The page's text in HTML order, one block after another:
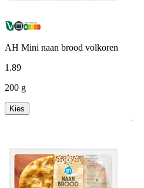
AH Mini naan brood volkoren
1 .89
200 g
Kies